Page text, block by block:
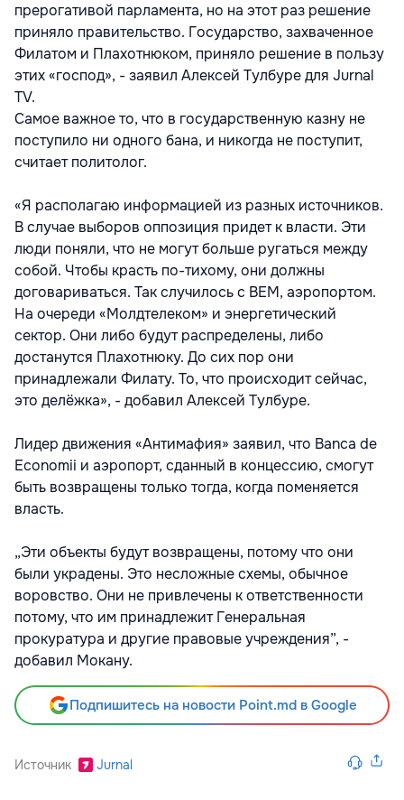
прерогативой парламента, но на этот раз решение
приняло правительство. Государство, захваченное
Филатом и Плахотнюком, приняло решение в пользу
этих «господ», - заявил Алексей Тулбуре для Jurnal
TV.
Самое важное то, что в государственную казну не
поступило ни одного бана, и никогда не поступит,
считает политолог.
«Я располагаю информацией из разных источников.
В случае выборов оппозиция придет к власти. Эти
люди поняли, что не могут больше ругаться между
собой. Чтобы красть по-тихому, они должны
договариваться. Так случилось с BЕМ, аэропортом.
На очереди «Молдтелеком» и энергетический
сектор. Они либо будут распределены, либо
достанутся Плахотнюку. До сих пор они
принадлежали Филату. То, что происходит сейчас,
это делёжка», - добавил Алексей Тулбуре.
Лидер движения «Антимафия» заявил, что Banca de
Economii и аэропорт, сданный в концессию, смогут
быть возвращены только тогда, когда поменяется
власть.
„Эти объекты будут возвращены, потому что они
были украдены. Это несложные схемы, обычное
воровство. Они не привлечены к ответственности
потому, что им принадлежит Генеральная
прокуратура и другие правовые учреждения”, -
добавил Мокану.
Подпишитесь на новости Point.md в Google
Источник Jurnal